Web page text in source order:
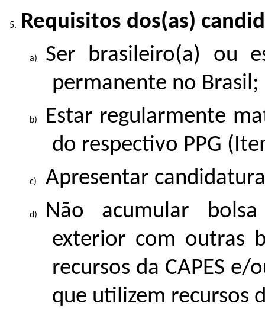
Requisitos dos(as)
Ser brasileiro(a) ou
permanente no Brasil;
Estar regularmente
do respectivo PPG
Apresentar
Não acumular
exterior com outras
recursos da CAPES
que utilizem recursos